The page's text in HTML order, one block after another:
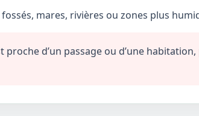
fossés, mares, rivières ou zones plus
proche d’un passage ou d’une